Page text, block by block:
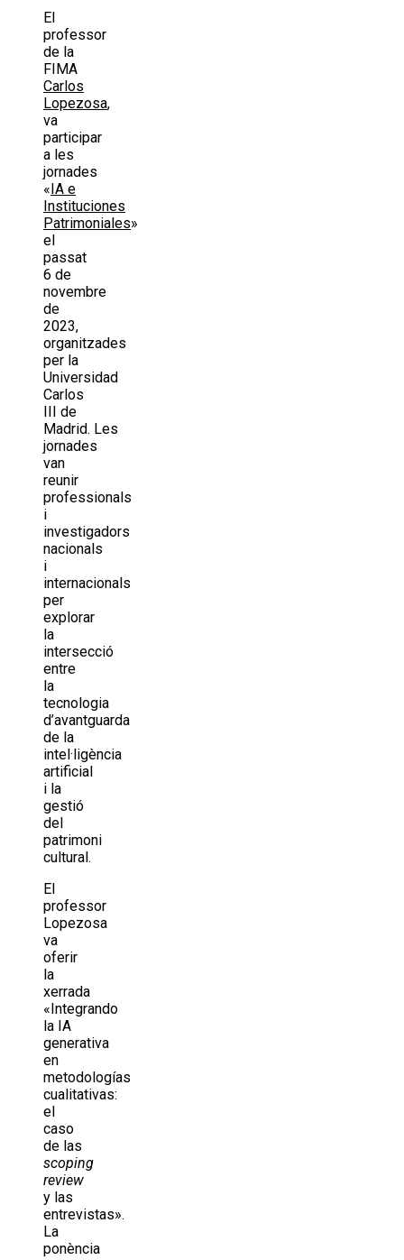
El
professor
de la
FIMA
Carlos
Lopezosa,
va
participar
a les
jornades
« IA e
Instituciones
Patrimoniales»
el
passat
6 de
novembre
de
2023,
organitzades
per la
Universidad
Carlos
III de
Madrid. Les
jornades
van
reunir
professionals
i
investigadors
nacionals
i
internacionals
per
explorar
la
intersecció
entre
la
tecnologia
d’avantguarda
de la
intel·ligència
artificial
i la
gestió
del
patrimoni
cultural.
El
professor
Lopezosa
va
oferir
la
xerrada
«Integrando
la IA
generativa
en
metodologías
cualitativas:
el
caso
de las
scoping
review
y las
entrevistas».
La
ponència